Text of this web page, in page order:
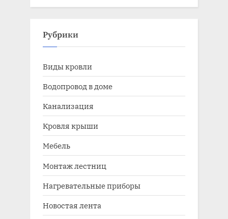
Рубрики
Виды кровли
Водопровод в доме
Канализация
Кровля крыши
Мебель
Монтаж лестниц
Нагревательные приборы
Новостая лента